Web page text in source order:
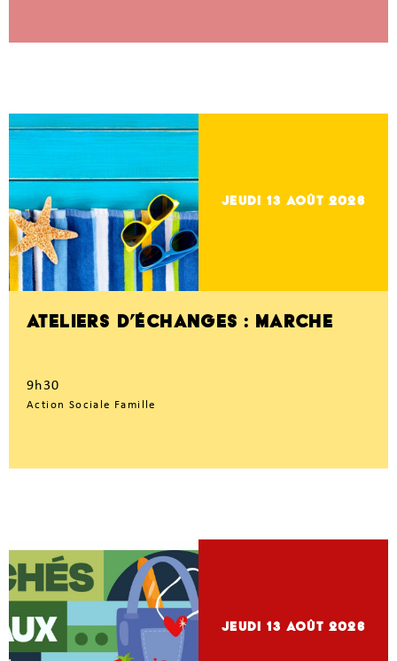
jeudi 13 Août 2026
ATELIERS D’ÉCHANGES : MARCHE
9h30
Action Sociale Famille
jeudi 13 Août 2026